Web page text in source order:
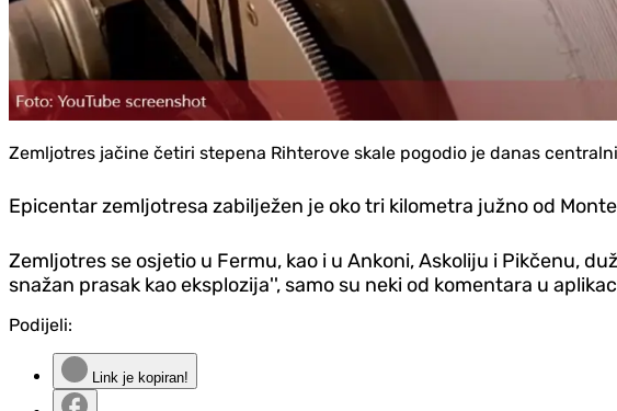
Zemljotres jačine četiri stepena Rihterove skale pogodio je danas
Epicentar zemljotresa zabilježen je oko tri kilometra južno od
Zemljotres se osjetio u Fermu, kao i u Ankoni, Askoliju i Pikčenu,
snažan prasak kao eksplozija'', samo su neki od komentara u
Podijeli:
Link je kopiran!